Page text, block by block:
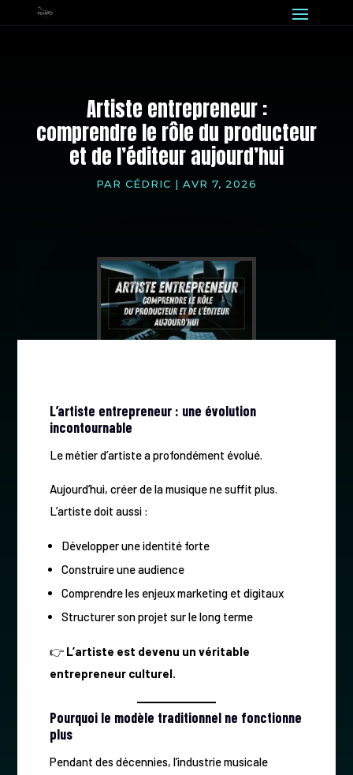
Artiste entrepreneur :
comprendre le rôle du producteur
et de l’éditeur aujourd’hui
PAR CÉDRIC | AVR 7, 2026
L’artiste entrepreneur : une évolution
incontournable
Le métier d’artiste a profondément évolué.
Aujourd’hui, créer de la musique ne suffit plus.
L’artiste doit aussi :
Développer une identité forte
Construire une audience
Comprendre les enjeux marketing et digitaux
Structurer son projet sur le long terme
👉 L’artiste est devenu un véritable
entrepreneur culturel.
Pourquoi le modèle traditionnel ne fonctionne
plus
Pendant des décennies, l’industrie musicale